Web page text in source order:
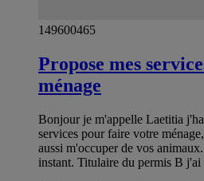
149600465
Propose mes
ménage
Bonjour je m'appelle Laetitia
services pour faire votre
aussi m'occuper de vos
instant. Titulaire du permis B j'ai